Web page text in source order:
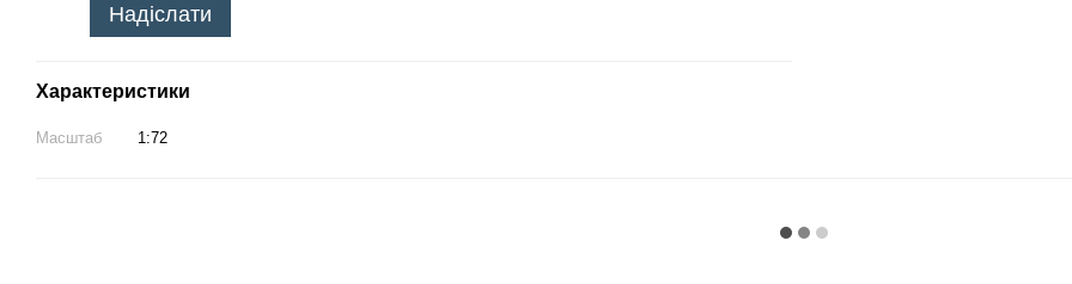
Надіслати
Характеристики
Масштаб 1:72